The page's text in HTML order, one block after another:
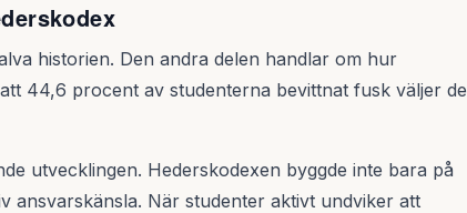
historien. Den andra delen handlar om hur
44,6 procent av studenterna bevittnat fusk väljer de
utvecklingen. Hederskodexen byggde inte bara på
ansvarskänsla. När studenter aktivt undviker att